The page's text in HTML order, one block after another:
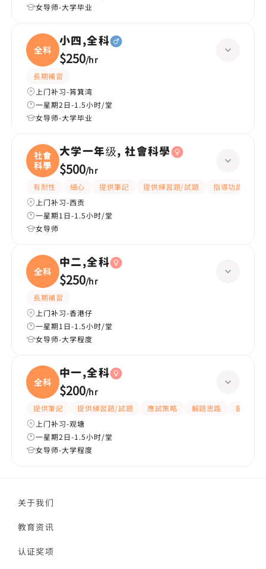
女导师-大学毕业
全科
小四,全科
$250/hr
長期補習
上门补习-筲箕湾
一星期2日-1.5小时/堂
女导师-大学毕业
社會
科學
大学一年级, 社會科學
$500/hr
有耐性 細心 提供筆記 提供練習題/試題 指導功課
上门补习-西贡
一星期1日-1.5小时/堂
女导师
全科
中二,全科
$250/hr
長期補習
上门补习-香港仔
一星期1日-1.5小时/堂
女导师-大学程度
全科
中一,全科
$200/hr
提供筆記 提供練習題/試題 應試策略 解題思路
題目講解
上门补习-观塘
一星期2日-1.5小时/堂
女导师-大学程度
关于我们
教育资讯
认证奖项